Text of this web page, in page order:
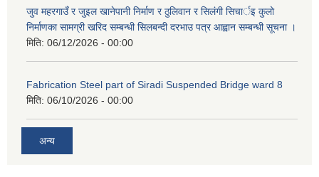
जुव महरगाउँ र जुइल खानेपानी निर्माण र ठुलिवान र सिलंगी सिचार्इ कुलो
निर्माणका सामग्री खरिद सम्बन्धी सिलबन्दी दरभाउ पत्र आह्वान सम्बन्धी सूचना ।
मिति: 06/12/2026 - 00:00
Fabrication Steel part of Siradi Suspended Bridge ward 8
मिति: 06/10/2026 - 00:00
अन्य